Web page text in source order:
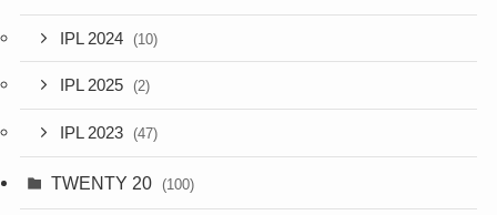
IPL 2024 (10)
IPL 2025 (2)
IPL 2023 (47)
TWENTY 20 (100)